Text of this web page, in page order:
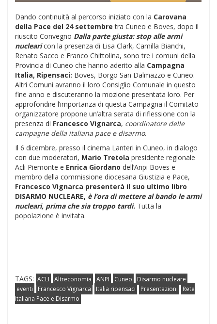
Dando continuità al percorso iniziato con la Carovana
della Pace del 24 settembre tra Cuneo e Boves, dopo il
riuscito Convegno Dalla parte giusta: stop alle armi
nucleari con la presenza di Lisa Clark, Camilla Bianchi,
Renato Sacco e Franco Chittolina, sono tre i comuni della
Provincia di Cuneo che hanno aderito alla Campagna
Italia, Ripensaci: Boves, Borgo San Dalmazzo e Cuneo.
Altri Comuni avranno il loro Consiglio Comunale in questo
fine anno e discuteranno la mozione presentata loro. Per
approfondire l’importanza di questa Campagna il Comitato
organizzatore propone un’altra serata di riflessione con la
presenza di Francesco Vignarca, coordinatore delle
campagne della italiana pace e disarmo.
Il 6 dicembre, presso il cinema Lanteri in Cuneo, in dialogo
con due moderatori, Mario Tretola presidente regionale
Acli Piemonte e Enrica Giordano dell’Anpi Boves e
membro della commissione diocesana Giustizia e Pace,
Francesco Vignarca presenterà il suo ultimo libro
DISARMO NUCLEARE, è l’ora di mettere al bando le armi
nucleari, prima che sia troppo tardi. Tutta la
popolazione è invitata.
TAGS: ACLI Altreconomia ANPI Cuneo
Disarmo nucleare
eventi
Francesco Vignarca Italia ripensaci Presentazioni
Rete
Italiana Pace e Disarmo